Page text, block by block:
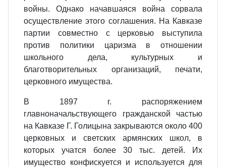
войны. Однако начавшаяся война сорвала
осуществление этого соглашения. На Кавказе
партии совместно с церковью выступила
против политики царизма в отношении
школьного дела, культурных и
благотворительных организаций, печати,
церковного имущества.
В 1897 г. распоряжением
главноначальствующего гражданской частью
на Кавказе Г. Голицына закрываются около 400
церковных и светских армянских школ, в
которых учатся более 30 тыс. детей. Их
имущество конфискуется и используется для